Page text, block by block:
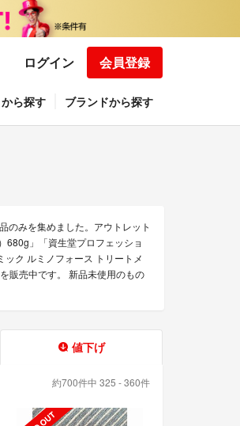
ログイン 会員登録
ら探す ブランドから探す
のみを集めました。アウトレット
680g」「資生堂プロフェッショ
ク ルミノフォース トリートメ
販売中です。 新品未使用のもの
値下げ
約700件中 325 - 360件